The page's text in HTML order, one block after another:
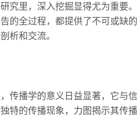
究里，深入挖掘显得尤为重要
的全过程，都提供了不可或缺
析和交流。
传播学的意义日益显著，它与
特的传播现象，力图揭示其传